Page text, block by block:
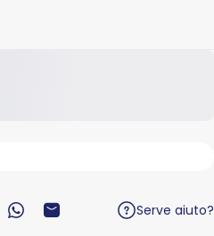
Twitterun pin su Pinterest
Condividi su WhatsApp
Condivide via e-mail
Serve aiuto?